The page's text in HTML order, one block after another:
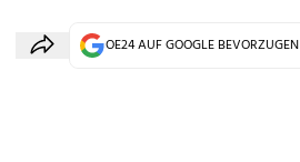
OE24 AUF GOOGLE BEVORZUGEN